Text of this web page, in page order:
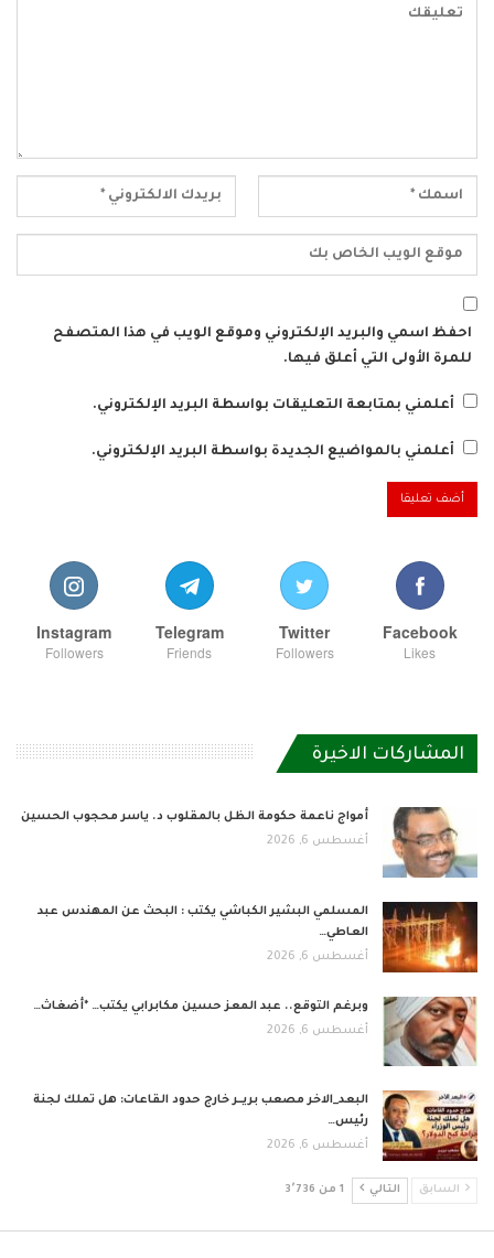
احفظ اسمي والبريد الإلكتروني وموقع الويب في هذا المتصفح
للمرة الأولى التي أعلق فيها.
أعلمني بمتابعة التعليقات بواسطة البريد الإلكتروني.
أعلمني بالمواضيع الجديدة بواسطة البريد الإلكتروني.
Facebook
Likes
Twitter
Followers
Telegram
Friends
Instagram
Followers
المشاركات الاخيرة
أمواج ناعمة حكومة الظل بالمقلوب د. ياسر محجوب الحسين
أغسطس 6, 2026
المسلمي البشير الكباشي يكتب : البحث عن المهندس عبد
العاطي…
أغسطس 6, 2026
وبرغم التوقع.. عبد المعز حسين مكابرابي يكتب… *أضغاث…
أغسطس 6, 2026
البعد_الاخر مصعب بريــر خارج حدود القاعات: هل تملك لجنة
رئيس…
أغسطس 6, 2026
السابق التالي 1 من 3٬736